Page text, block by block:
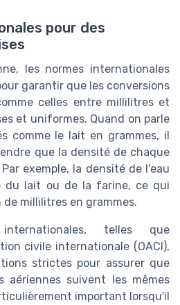
pour des
les normes internationales
garantir que les conversions
celles entre millilitres et
et uniformes. Quand on parle
comme le lait en grammes, il
que la densité de chaque
exemple, la densité de l'eau
du lait ou de la farine, ce qui
millilitres en grammes.
telles que
civile internationale (OACI),
strictes pour assurer que
aériennes suivent les mêmes
important lorsqu'il